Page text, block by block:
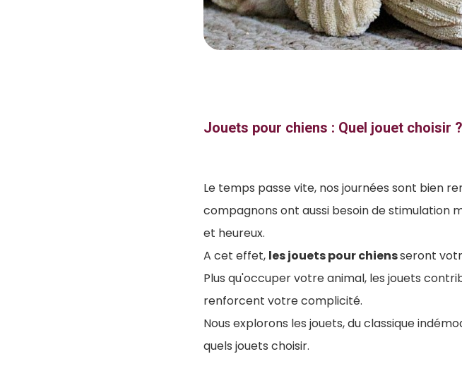
Jouets pour chiens : Quel jouet choisir
Le temps passe vite, nos journées sont bien
compagnons ont aussi besoin de stimulation
et heureux.
A cet effet, les jouets pour chiensseront
Plus qu'occuper votre animal, les jouets
renforcent votre complicité.
Nous explorons les jouets, du classique
quels jouets choisir.